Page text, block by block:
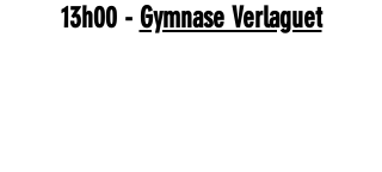
13h00 - Gymnase Verlaguet